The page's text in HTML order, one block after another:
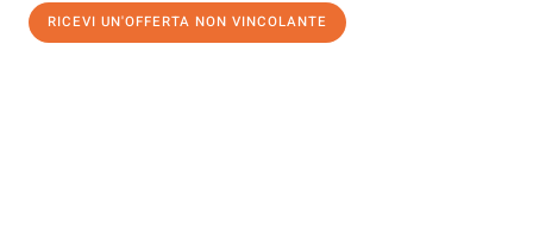
RICEVI UN'OFFERTA NON VINCOLANTE